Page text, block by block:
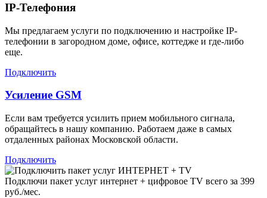
IP-Телефония
Мы предлагаем услуги по подключению и настройке IP-
телефонии в загородном доме, офисе, коттедже и где-либо
еще.
Подключить
Усиление GSM
Если вам требуется усилить прием мобильного сигнала,
обращайтесь в нашу компанию. Работаем даже в самых
отдаленных районах Московской области.
Подключить
Подключи пакет услуг интернет + цифровое TV всего за 399
руб./мес.